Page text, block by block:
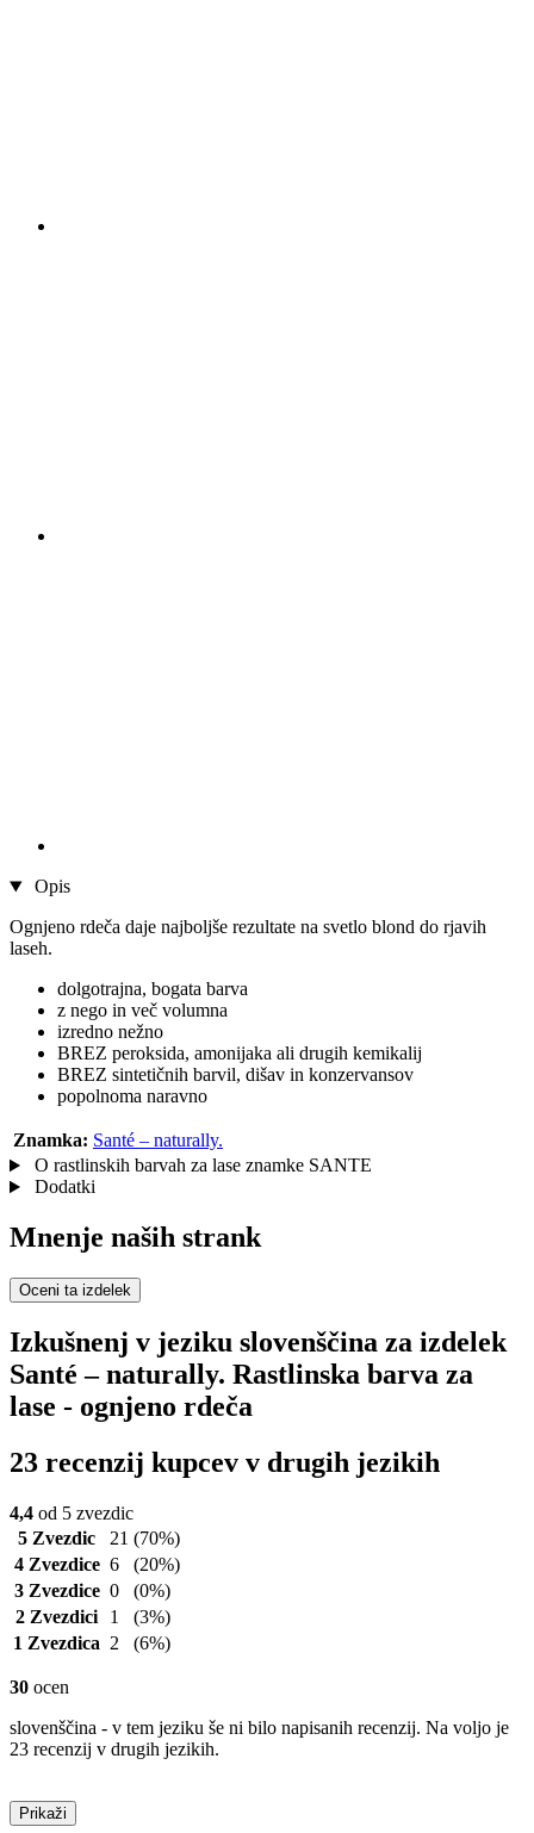
Opis
Ognjeno rdeča daje najboljše rezultate na svetlo blond do rjavih
laseh.
dolgotrajna, bogata barva
z nego in več volumna
izredno nežno
BREZ peroksida, amonijaka ali drugih kemikalij
BREZ sintetičnih barvil, dišav in konzervansov
popolnoma naravno
Znamka: Santé – naturally.
O rastlinskih barvah za lase znamke SANTE
Dodatki
Mnenje naših strank
Oceni ta izdelek
Izkušnenj v jeziku slovenščina za izdelek
Santé – naturally. Rastlinska barva za
lase - ognjeno rdeča
23 recenzij kupcev v drugih jezikih
4,4 od 5 zvezdic
5 Zvezdic
21 (70%)
4 Zvezdice 6
(20%)
3 Zvezdice 0
(0%)
2 Zvezdici
1
(3%)
1 Zvezdica 2 (6%)
30 ocen
slovenščina - v tem jeziku še ni bilo napisanih recenzij. Na voljo je
23 recenzij v drugih jezikih.
Prikaži